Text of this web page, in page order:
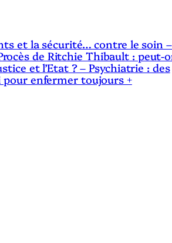
et la sécurité… contre le soin
de Ritchie Thibault : peut-
et l’Etat ? – Psychiatrie : des
pour enfermer toujours +